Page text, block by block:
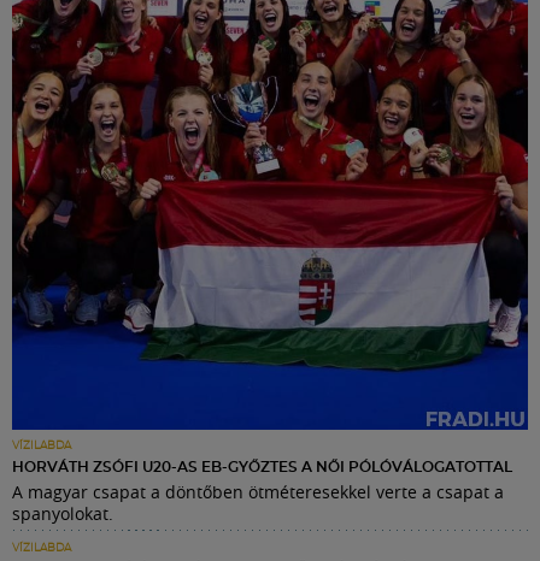
VÍZILABDA
HORVÁTH ZSÓFI U20-AS EB-GYŐZTES A NŐI PÓLÓVÁLOGATOTTAL
A magyar csapat a döntőben ötméteresekkel verte a csapat a
spanyolokat.
VÍZILABDA